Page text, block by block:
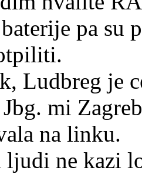
pa su
Ludbreg je
mi
na linku.
ljudi ne kazi